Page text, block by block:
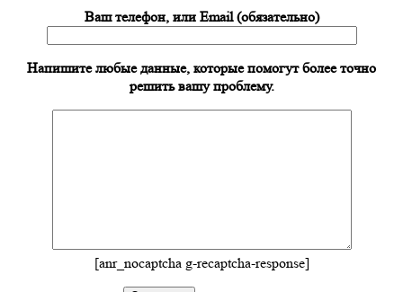
Ваш телефон, или Email (обязательно)
Напишите любые данные, которые помогут более точно
решить вашу проблему.
[anr_nocaptcha g-recaptcha-response]